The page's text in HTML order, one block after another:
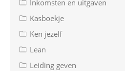
Inkomsten en uitgaven
Kasboekje
Ken jezelf
Lean
Leiding geven